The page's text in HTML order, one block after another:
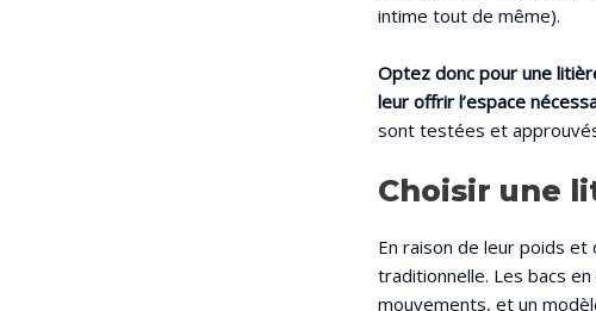
intime tout de même).
Optez donc pour une
leur offrir l’espace
sont testées et
Choisir une
En raison de leur poids
traditionnelle. Les bacs
mouvements, et un